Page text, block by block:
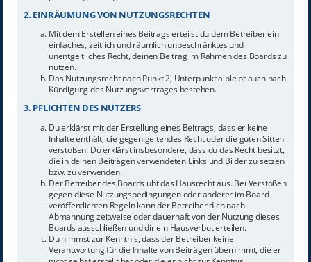
2. EINRÄUMUNG VON NUTZUNGSRECHTEN
Mit dem Erstellen eines Beitrags erteilst du dem Betreiber ein
einfaches, zeitlich und räumlich unbeschränktes und
unentgeltliches Recht, deinen Beitrag im Rahmen des Boards zu
nutzen.
Das Nutzungsrecht nach Punkt 2, Unterpunkt a bleibt auch nach
Kündigung des Nutzungsvertrages bestehen.
3. PFLICHTEN DES NUTZERS
Du erklärst mit der Erstellung eines Beitrags, dass er keine
Inhalte enthält, die gegen geltendes Recht oder die guten Sitten
verstoßen. Du erklärst insbesondere, dass du das Recht besitzt,
die in deinen Beiträgen verwendeten Links und Bilder zu setzen
bzw. zu verwenden.
Der Betreiber des Boards übt das Hausrecht aus. Bei Verstößen
gegen diese Nutzungsbedingungen oder anderer im Board
veröffentlichten Regeln kann der Betreiber dich nach
Abmahnung zeitweise oder dauerhaft von der Nutzung dieses
Boards ausschließen und dir ein Hausverbot erteilen.
Du nimmst zur Kenntnis, dass der Betreiber keine
Verantwortung für die Inhalte von Beiträgen übernimmt, die er